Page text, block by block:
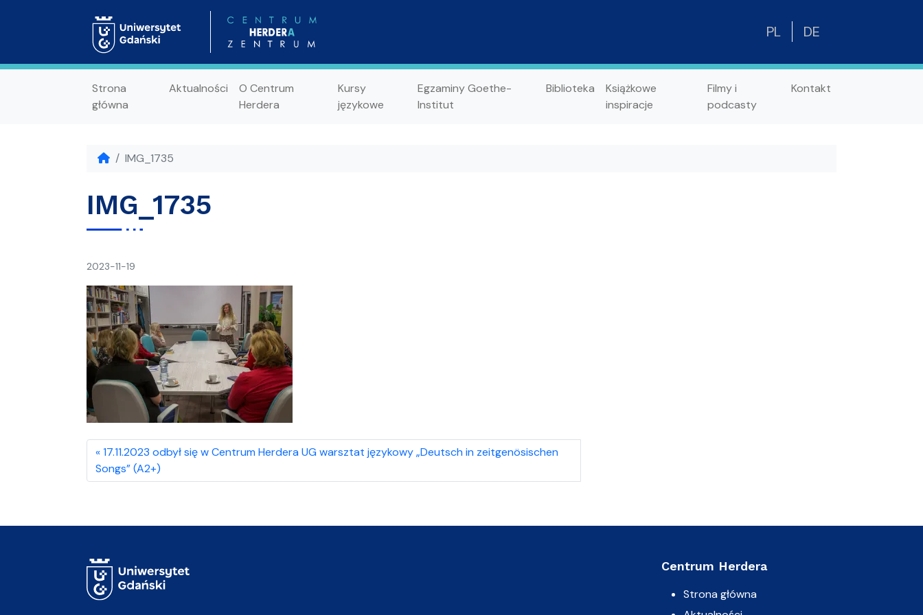
PL DE
Strona
główna
Aktualności
O Centrum
Herdera
Kursy
językowe
Egzaminy Goethe-
Institut
Biblioteka
Książkowe
inspiracje
Filmy i
podcasty
Kontakt
IMG_1735
IMG_1735
2023-11-19
17.11.2023 odbył się w Centrum Herdera UG warsztat językowy „Deutsch in zeitgenösischen
Songs” (A2+)
Centrum Herdera
Strona główna